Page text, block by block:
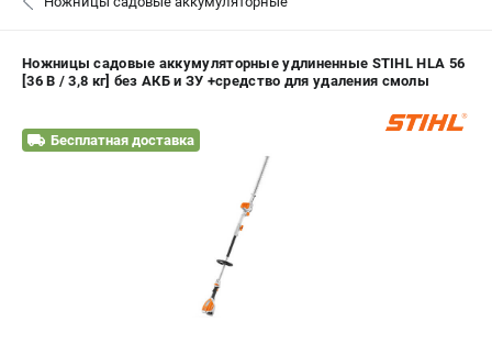
ВХОД ИЛИ РЕГИСТРАЦИЯ
ЗАКАЗАТЬ ЗАПЧАСТЬ
+7 (8112) 59-10-67 - ЗАКАЗ ЗАПЧАСТЕЙ
Ножницы садовые аккумуляторные удлиненные STIHL HLA 56
[36 В / 3,8 кг] без АКБ и ЗУ +средство для удаления смолы
Бесплатная доставка